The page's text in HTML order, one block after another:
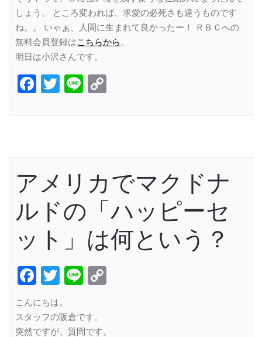
しょう。 ところ変われば、求愛の必死さも違うものです
ね。。 いゃぁ、人間に生まれて良かったー！ ＲＢＣへの
無料会員登録はこちらから。
明日は小沢さんです。
Facebook
Twitter
Line
アメリカでマクドナ
ルドの「ハッピーセ
ット」は何という？
Facebook
Twitter
Line
こんにちは。
スタッフの阪倉です。
突然ですが、質問です。